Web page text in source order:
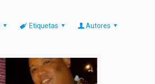
Etiquetas Autores